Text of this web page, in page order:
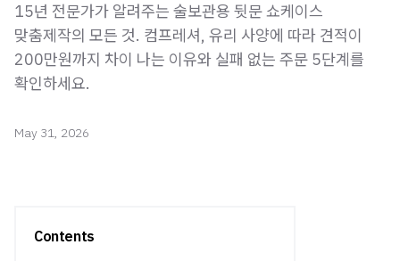
15년 전문가가 알려주는 술보관용 뒷문 쇼케이스
맞춤제작의 모든 것. 컴프레셔, 유리 사양에 따라 견적이
200만원까지 차이 나는 이유와 실패 없는 주문 5단계를
확인하세요.
May 31, 2026
Contents